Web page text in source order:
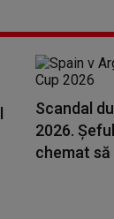
Scandal
2026.
chemat să